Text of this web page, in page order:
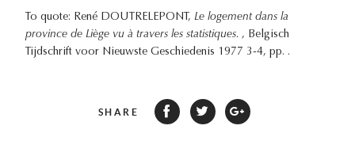
To quote: René DOUTRELEPONT, Le logement dans la
province de Liège vu à travers les statistiques. , Belgisch
Tijdschrift voor Nieuwste Geschiedenis 1977 3-4, pp. .
SHARE